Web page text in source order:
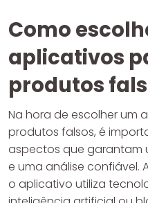
Como
aplicativos
produtos
Na hora de escolher um
produtos falsos, é
aspectos que garantam
e uma análise confiável.
o aplicativo utiliza